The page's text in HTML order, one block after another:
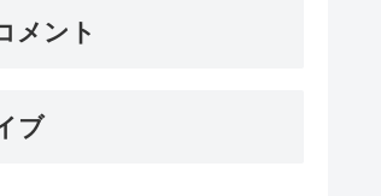
メント
ブ